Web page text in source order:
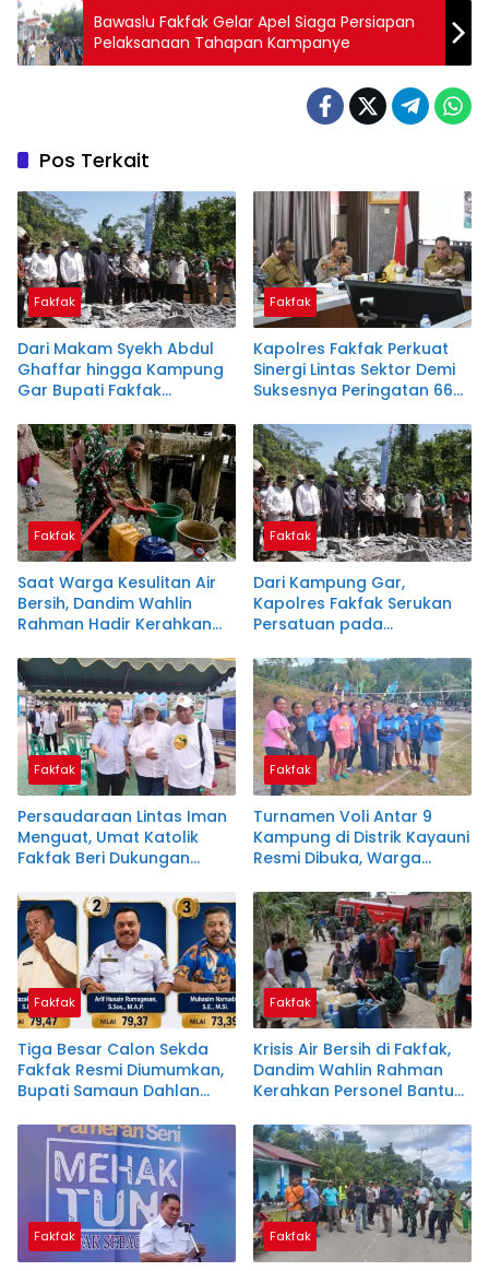
Bawaslu Fakfak Gelar Apel Siaga Persiapan
Pelaksanaan Tahapan Kampanye
Pos Terkait
Fakfak
Dari Makam Syekh Abdul
Ghaffar hingga Kampung
Gar Bupati Fakfak
Persatuan Menyambut 666
Tahun Islam
Fakfak
Kapolres Fakfak Perkuat
Sinergi Lintas Sektor Demi
Suksesnya Peringatan 666
Fakfak
Saat Warga Kesulitan Air
Bersih, Dandim Wahlin
Rahman Hadir Kerahkan
Fakfak
Dari Kampung Gar,
Kapolres Fakfak Serukan
Persatuan pada
Masuknya Islam di Tanah
Papua
Fakfak
Persaudaraan Lintas Iman
Menguat, Umat Katolik
Fakfak Beri Dukungan
Tahun Masuknya Islam di
Tanah Papua
Fakfak
Turnamen Voli Antar 9
Kampung di Distrik Kayauni
Resmi Dibuka, Warga
ke-81
Fakfak
Tiga Besar Calon Sekda
Fakfak Resmi Diumumkan,
Bupati Samaun Dahlan
Fakfak
Krisis Air Bersih di Fakfak,
Dandim Wahlin Rahman
Kerahkan Personel Bantu
Fakfak Fakfak